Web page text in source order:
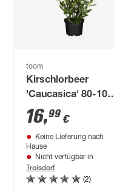
toom
Kirschlorbeer
'Caucasica' 80-100
cm
16,99 €
Keine Lieferung nach
Hause
Nicht verfügbar in
Troisdorf
(2)